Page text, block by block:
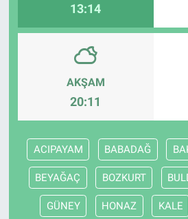
13:14
AKŞAM
20:11
ACIPAYAM BABADAĞ
BEYAĞAÇ BOZKURT
GÜNEY HONAZ KALE
Magazin